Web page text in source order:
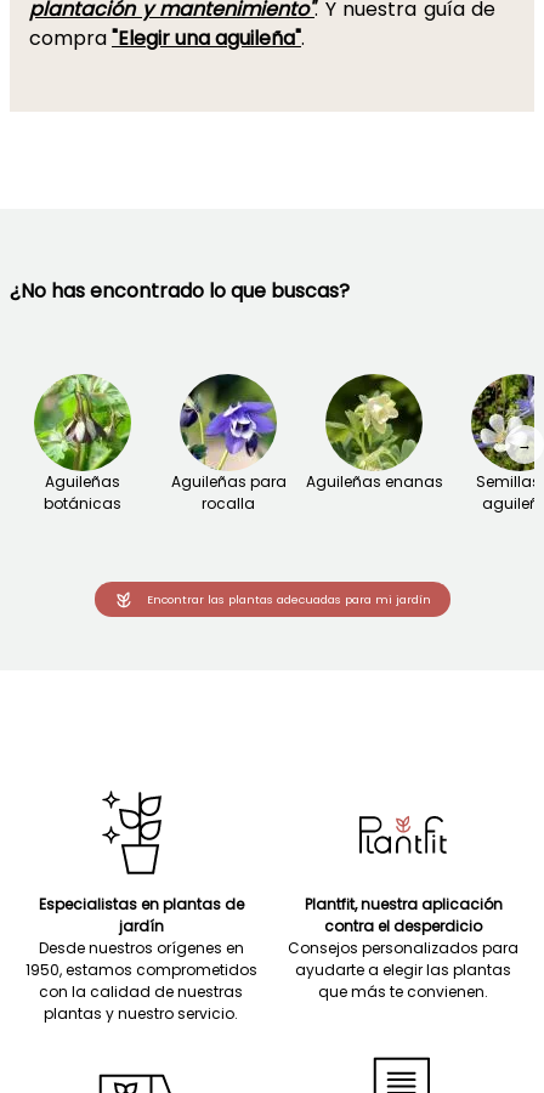
plantación y mantenimiento". Y nuestra guía de
compra"Elegir una aguileña".
¿No has encontrado lo que buscas?
Aguileñas
botánicas
Aguileñas para
rocalla
Aguileñas enanas
Semillas
→
Encontrar las plantas adecuadas para mi jardín
Especialistas en plantas de
jardín
Desde nuestros orígenes en
1950, estamos comprometidos
con la calidad de nuestras
plantas y nuestro servicio.
Plantfit, nuestra aplicación
contra el desperdicio
Consejos personalizados para
ayudarte a elegir las plantas
que más te convienen.